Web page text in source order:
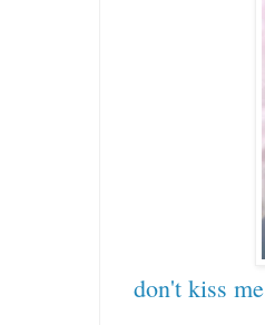
don't kiss me